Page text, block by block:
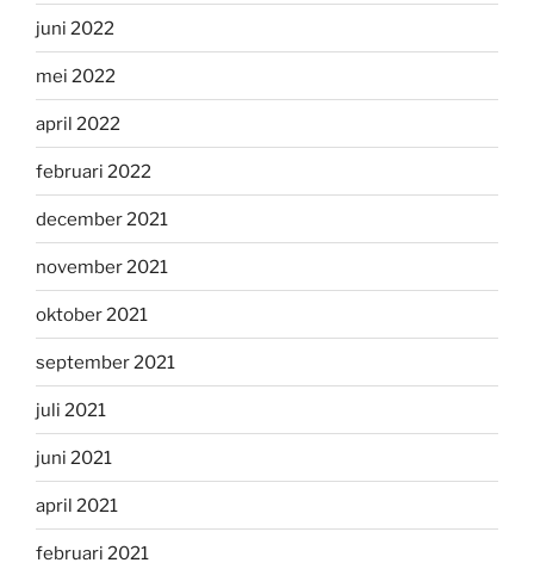
juni 2022
mei 2022
april 2022
februari 2022
december 2021
november 2021
oktober 2021
september 2021
juli 2021
juni 2021
april 2021
februari 2021